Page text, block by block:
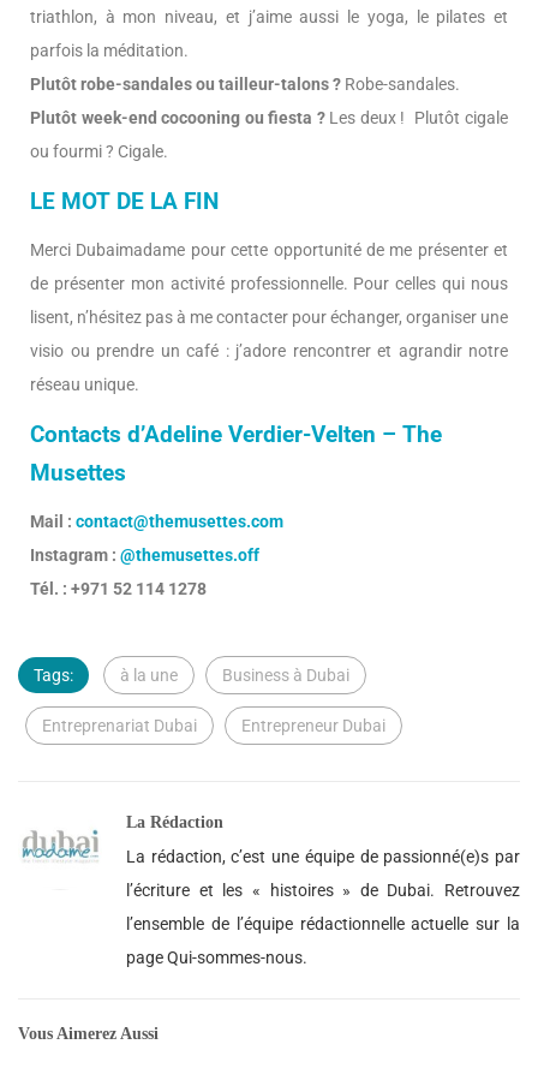
triathlon, à mon niveau, et j’aime aussi le yoga, le pilates et
parfois la méditation.
Plutôt robe-sandales ou tailleur-talons ? Robe-sandales.
Plutôt week-end cocooning ou fiesta ?Les deux ! Plutôt cigale
ou fourmi ? Cigale.
LE MOT DE LA FIN
Merci Dubaimadame pour cette opportunité de me présenter et
de présenter mon activité professionnelle. Pour celles qui nous
lisent, n’hésitez pas à me contacter pour échanger, organiser une
visio ou prendre un café : j’adore rencontrer et agrandir notre
réseau unique.
Contacts d’Adeline Verdier-Velten – The
Musettes
Mail : contact@themusettes.com
Instagram : @themusettes.off
Tél. : +971 52 114 1278
Tags: à la une Business à Dubai
Entreprenariat Dubai Entrepreneur Dubai
La Rédaction
La rédaction, c’est une équipe de passionné(e)s par
l’écriture et les « histoires » de Dubai. Retrouvez
l’ensemble de l’équipe rédactionnelle actuelle sur la
page Qui-sommes-nous.
Vous Aimerez Aussi